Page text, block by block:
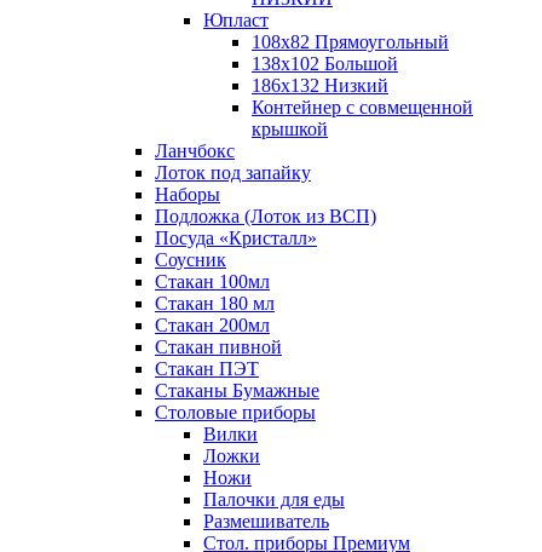
Юпласт
108х82 Прямоугольный
138х102 Большой
186х132 Низкий
Контейнер с совмещенной
крышкой
Ланчбокс
Лоток под запайку
Наборы
Подложка (Лоток из ВСП)
Посуда «Кристалл»
Соусник
Стакан 100мл
Стакан 180 мл
Стакан 200мл
Стакан пивной
Стакан ПЭТ
Стаканы Бумажные
Столовые приборы
Вилки
Ложки
Ножи
Палочки для еды
Размешиватель
Стол. приборы Премиум